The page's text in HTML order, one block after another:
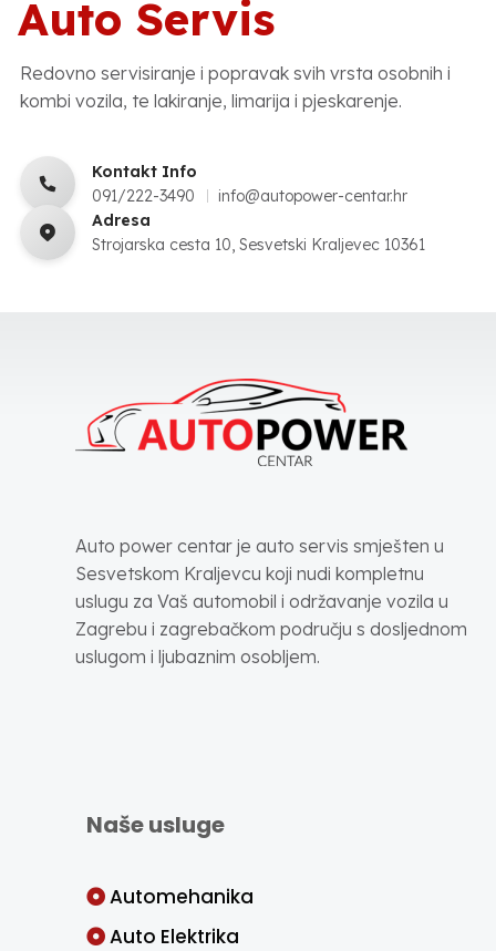
Auto Servis
Redovno servisiranje i popravak svih vrsta osobnih i
kombi vozila, te lakiranje, limarija i pjeskarenje.
Kontakt Info
091/222-3490
info@autopower-centar.hr
Adresa
Strojarska cesta 10, Sesvetski Kraljevec 10361
Auto power centar je auto servis smješten u
Sesvetskom Kraljevcu koji nudi kompletnu
uslugu za Vaš automobil i održavanje vozila u
Zagrebu i zagrebačkom području s dosljednom
uslugom i ljubaznim osobljem.
Naše usluge
Automehanika
Auto Elektrika